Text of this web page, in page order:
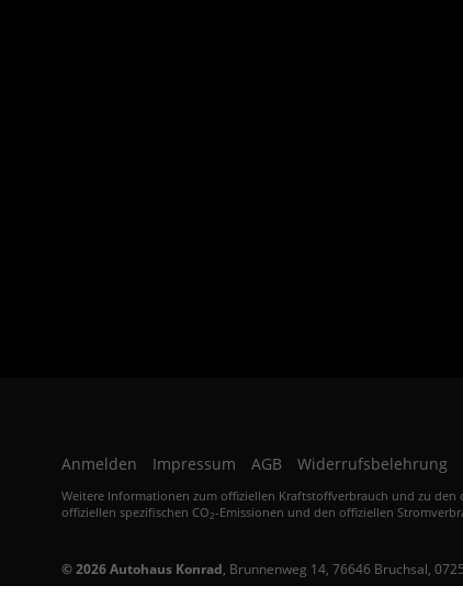
Anmelden Impressum AGB Widerrufsbelehrung
Weitere Informationen zum offiziellen Kraftstoffverbrauch und zu den
offiziellen spezifischen CO2-Emissionen und den offiziellen
© 2026Autohaus Konrad, Brunnenweg 14, 76646 Bruchsal,